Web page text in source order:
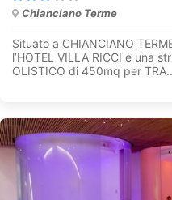
Chianciano Terme
Situato a CHIANCIANO
l’HOTEL VILLA RICCI è una
OLISTICO di 450mq per